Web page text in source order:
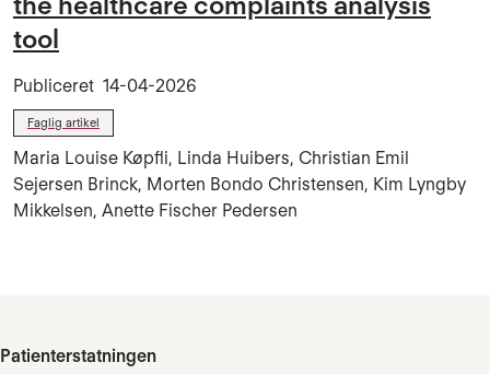
tool
Publiceret 14-04-2026
Faglig artikel
Maria Louise Køpfli, Linda Huibers, Christian Emil
Sejersen Brinck, Morten Bondo Christensen, Kim Lyngby
Mikkelsen, Anette Fischer Pedersen
Patienterstatningen